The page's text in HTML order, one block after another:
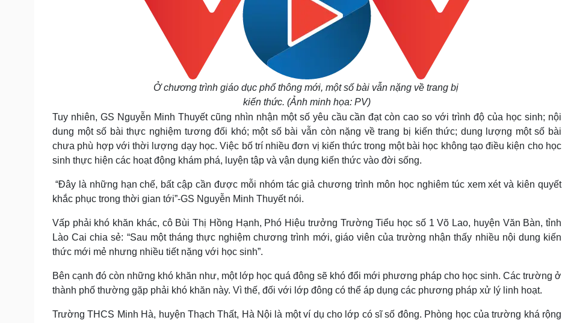
Ở chương trình giáo dục phổ thông mới, một số bài vẫn nặng về trang bị
kiến thức. (Ảnh minh họa: PV)
Tuy nhiên, GS Nguyễn Minh Thuyết cũng nhìn nhận một số yêu cầu cần đạt còn cao so với trình độ của học sinh; nội
dung một số bài thực nghiệm tương đối khó; một số bài vẫn còn nặng về trang bị kiến thức; dung lượng một số bài
chưa phù hợp với thời lượng dạy học. Việc bố trí nhiều đơn vị kiến thức trong một bài học không tạo điều kiện cho học
sinh thực hiện các hoạt động khám phá, luyện tập và vận dụng kiến thức vào đời sống.
“Đây là những hạn chế, bất cập cần được mỗi nhóm tác giả chương trình môn học nghiêm túc xem xét và kiên quyết
khắc phục trong thời gian tới”-GS Nguyễn Minh Thuyết nói.
Vấp phải khó khăn khác, cô Bùi Thị Hồng Hạnh, Phó Hiệu trưởng Trường Tiểu học số 1 Võ Lao, huyện Văn Bàn, tỉnh
Lào Cai chia sẻ: “Sau một tháng thực nghiệm chương trình mới, giáo viên của trường nhận thấy nhiều nội dung kiến
thức mới mẻ nhưng nhiều tiết nặng với học sinh”.
Bên cạnh đó còn những khó khăn như, một lớp học quá đông sẽ khó đổi mới phương pháp cho học sinh. Các trường ở
thành phố thường gặp phải khó khăn này. Vì thế, đối với lớp đông có thể áp dụng các phương pháp xử lý linh hoạt.
Trường THCS Minh Hà, huyện Thạch Thất, Hà Nội là một ví dụ cho lớp có sĩ số đông. Phòng học của trường khá rộng